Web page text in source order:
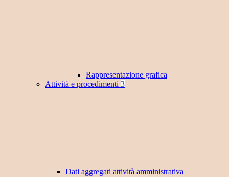
Rappresentazione grafica
Attività e procedimenti 3
Dati aggregati attività amministrativa